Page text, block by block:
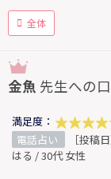
全体
金魚 先生への
満足度：
電話占い
［投稿
はる / 30代 女性